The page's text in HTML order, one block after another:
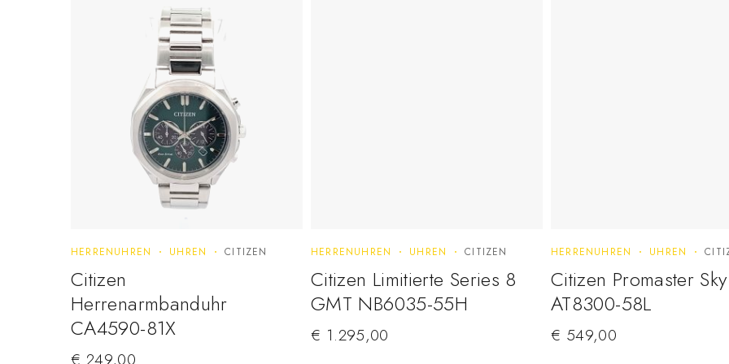
HERRENUHREN UHREN CITIZEN
Citizen
Herrenarmbanduhr
CA4590-81X
€ 249,00
HERRENUHREN UHREN CITIZEN
Citizen Limitierte Series 8
GMT NB6035-55H
€ 1.295,00
HERRENUHREN UHREN
Citizen Promaster Sky
AT8300-58L
€ 549,00